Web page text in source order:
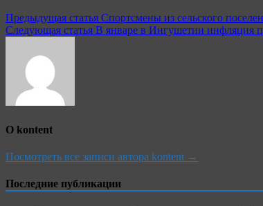
Предыдущая статья Спортсмены из сельского
Следующая статья В январе в Ингушетии инфляция
О kontent
Посмотреть все записи автора kontent →
Последние публикации